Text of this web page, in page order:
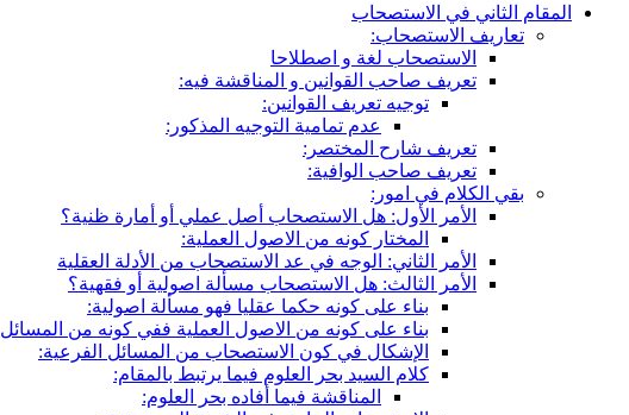
المقام الثاني في الاستصحاب
تعاريف الاستصحاب:
الاستصحاب لغة و اصطلاحا
تعريف صاحب القوانين و المناقشة فيه:
توجيه تعريف القوانين:
عدم تمامية التوجيه المذكور:
تعريف شارح المختصر:
تعريف صاحب الوافية:
بقي الكلام في امور:
الأمر الأول: هل الاستصحاب أصل عملي أو أمارة ظنية؟
المختار كونه من الاصول العملية:
الأمر الثاني: الوجه في عد الاستصحاب من الأدلة العقلية
الأمر الثالث: هل الاستصحاب مسألة اصولية أو فقهية؟
بناء على كونه حكما عقليا فهو مسألة اصولية:
بناء على كونه من الاصول العملية ففي كونه من
الإشكال في كون الاستصحاب من المسائل الفرعية:
كلام السيد بحر العلوم فيما يرتبط بالمقام:
المناقشة فيما أفاده بحر العلوم: